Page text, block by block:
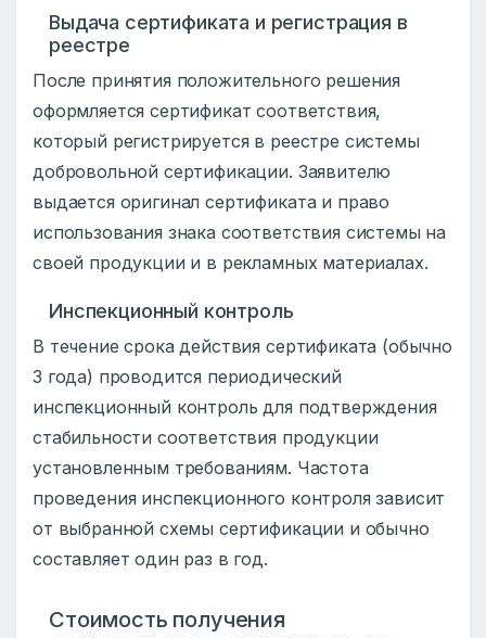
Выдача сертификата и регистрация в
реестре
После принятия положительного решения
оформляется сертификат соответствия,
который регистрируется в реестре системы
добровольной сертификации. Заявителю
выдается оригинал сертификата и право
использования знака соответствия системы на
своей продукции и в рекламных материалах.
Инспекционный контроль
В течение срока действия сертификата (обычно
3 года) проводится периодический
инспекционный контроль для подтверждения
стабильности соответствия продукции
установленным требованиям. Частота
проведения инспекционного контроля зависит
от выбранной схемы сертификации и обычно
составляет один раз в год.
Стоимость получения